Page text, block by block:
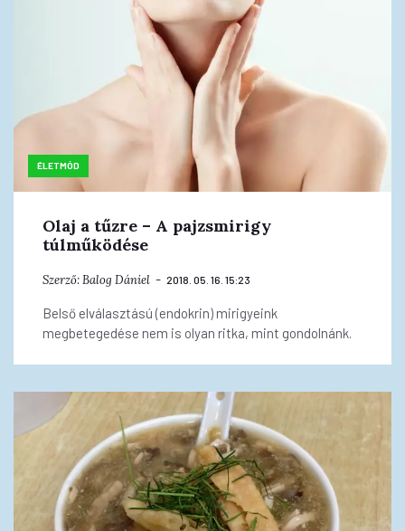
ÉLETMÓD
Olaj a tűzre – A pajzsmirigy
túlműködése
Szerző:Balog Dániel 2018. 05. 16. 15:23
Belső elválasztású (endokrin) mirigyeink
megbetegedése nem is olyan ritka, mint gondolnánk.